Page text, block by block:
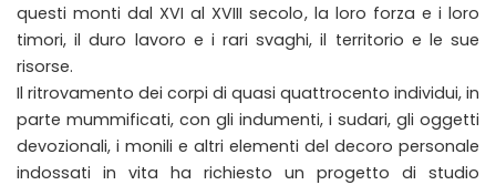
questi monti dal XVI al XVIII secolo, la loro forza e i loro
timori, il duro lavoro e i rari svaghi, il territorio e le sue
risorse.
Il ritrovamento dei corpi di quasi quattrocento individui, in
parte mummificati, con gli indumenti, i sudari, gli oggetti
devozionali, i monili e altri elementi del decoro personale
indossati in vita ha richiesto un progetto di studio